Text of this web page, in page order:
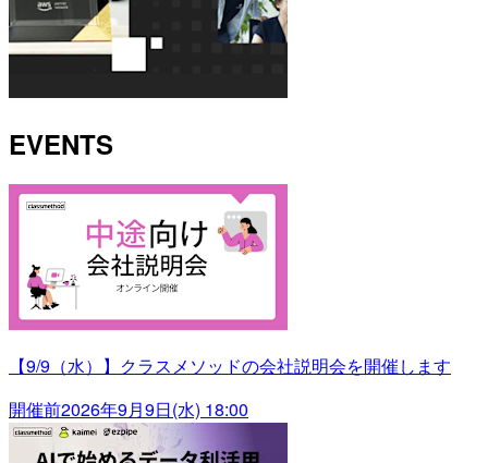
EVENTS
【9/9（水）】クラスメソッドの会社説明会を開催します
開催前2026年9月9日(水) 18:00